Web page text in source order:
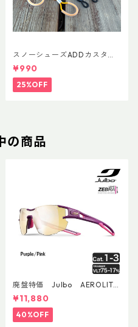
スノーシューズADDカスタム
Ver.5用 オリジナルカスタムヒ
ールパーツ
¥990
25%OFF
の商品
廃盤特価 Julbo AEROLITE
AsianFit
¥11,880
40%OFF